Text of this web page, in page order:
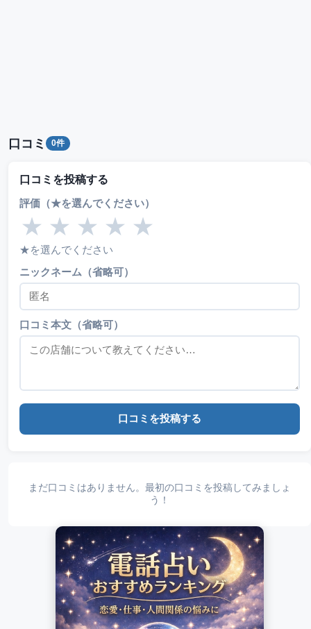
口コミ 0件
口コミを投稿する
評価（★を選んでください）
★ ★ ★ ★ ★
★を選んでください
ニックネーム（省略可）
口コミ本文（省略可）
口コミを投稿する
まだ口コミはありません。最初の口コミを投稿してみましょ
う！